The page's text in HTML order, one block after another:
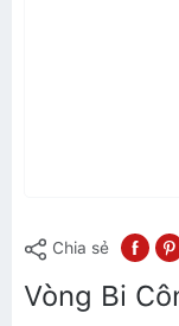
Chia sẻ
Vòng Bi